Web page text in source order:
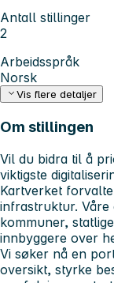
Antall stillinger
2
Arbeidsspråk
Norsk
Vis flere detaljer
Om stillingen
Vil du bidra til å
viktigste
Kartverket
infrastruktur. Våre
kommuner,
innbyggere over
Vi søker nå en
oversikt, styrke